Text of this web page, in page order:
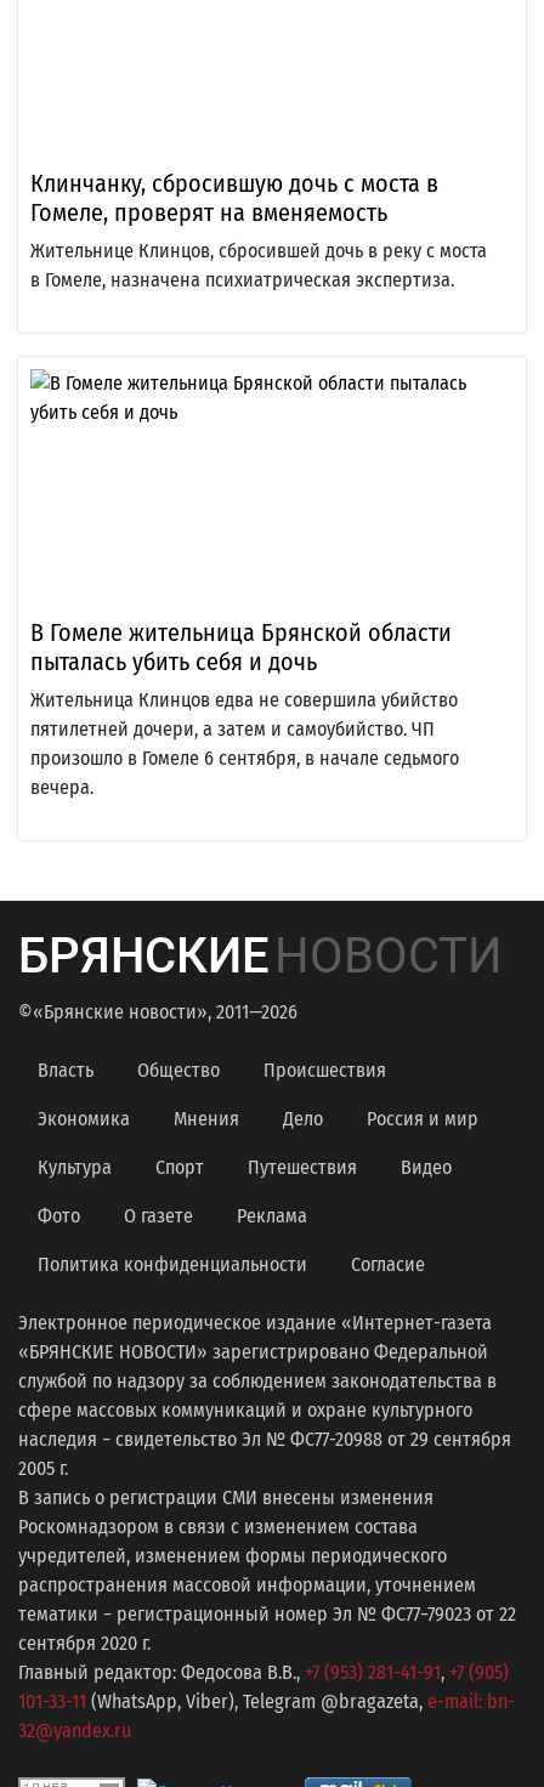
Клинчанку, сбросившую дочь с моста в
Гомеле, проверят на вменяемость
Жительнице Клинцов, сбросившей дочь в реку с моста
в Гомеле, назначена психиатрическая экспертиза.
В Гомеле жительница Брянской области
пыталась убить себя и дочь
Жительница Клинцов едва не совершила убийство
пятилетней дочери, а затем и самоубийство. ЧП
произошло в Гомеле 6 сентября, в начале седьмого
вечера.
БРЯНСКИЕНОВОСТИ
©«Брянские новости», 2011—2026
Власть Общество Происшествия
Экономика Мнения Дело Россия и мир
Культура Спорт Путешествия Видео
Фото О газете Реклама
Политика конфиденциальности Согласие
Электронное периодическое издание «Интернет-газета
«БРЯНСКИЕ НОВОСТИ» зарегистрировано Федеральной
службой по надзору за соблюдением законодательства в
сфере массовых коммуникаций и охране культурного
наследия − свидетельство Эл № ФС77-20988 от 29 сентября
2005 г.
В запись о регистрации СМИ внесены изменения
Роскомнадзором в связи с изменением состава
учредителей, изменением формы периодического
распространения массовой информации, уточнением
тематики − регистрационный номер Эл № ФС77−79023 от 22
сентября 2020 г.
Главный редактор: Федосова В.В., +7 (953) 281-41-91, +7 (905)
101-33-11 (WhatsApp, Viber), Telegram @bragazeta, e-mail: bn-
32@yandex.ru